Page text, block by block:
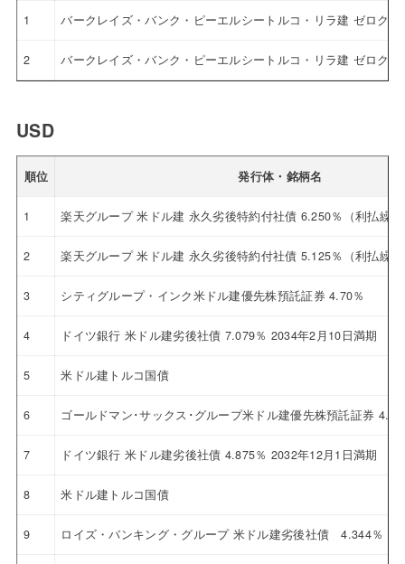
1 バークレイズ・バンク・ピーエルシートルコ・リラ建 ゼロクー
2 バークレイズ・バンク・ピーエルシートルコ・リラ建 ゼロクー
USD
順位 発行体・銘柄名
1 楽天グループ 米ドル建 永久劣後特約付社債 6.250％（利払繰
2 楽天グループ 米ドル建 永久劣後特約付社債 5.125％（利払繰
3 シティグループ・インク米ドル建優先株預託証券 4.70％
4 ドイツ銀行 米ドル建劣後社債 7.079％ 2034年2月10日満期
5 米ドル建トルコ国債
6 ゴールドマン･サックス･グループ米ドル建優先株預託証券
7 ドイツ銀行 米ドル建劣後社債 4.875％ 2032年12月1日満期
8 米ドル建トルコ国債
9 ロイズ・バンキング・グループ 米ドル建劣後社債 4.344％